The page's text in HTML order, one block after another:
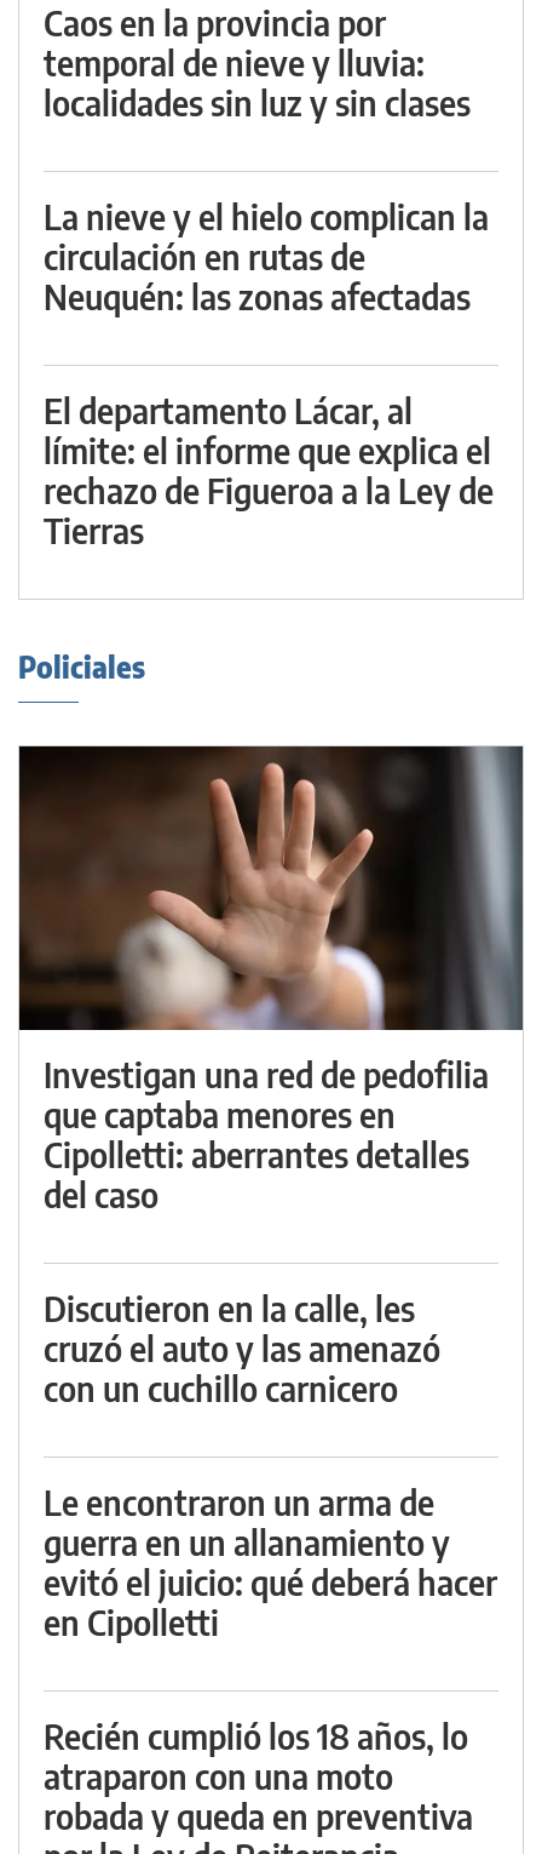
Caos en la provincia por
temporal de nieve y lluvia:
localidades sin luz y sin clases
La nieve y el hielo complican la
circulación en rutas de
Neuquén: las zonas afectadas
El departamento Lácar, al
límite: el informe que explica el
rechazo de Figueroa a la Ley de
Tierras
Policiales
Investigan una red de pedofilia
que captaba menores en
Cipolletti: aberrantes detalles
del caso
Discutieron en la calle, les
cruzó el auto y las amenazó
con un cuchillo carnicero
Le encontraron un arma de
guerra en un allanamiento y
evitó el juicio: qué deberá hacer
en Cipolletti
Recién cumplió los 18 años, lo
atraparon con una moto
robada y queda en preventiva